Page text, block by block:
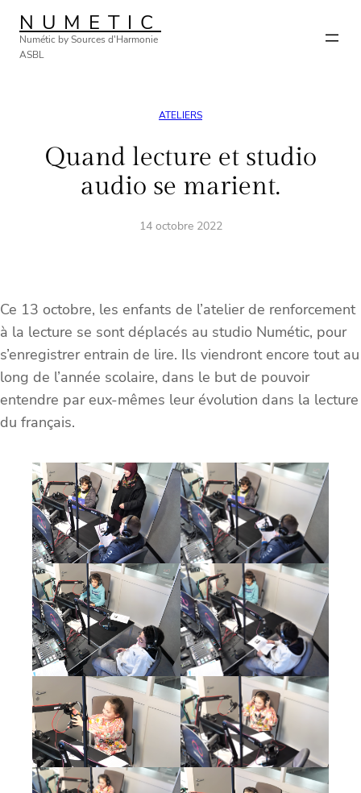
Aller
contenu
NUMETIC
Numétic by Sources d'Harmonie
ASBL
ATELIERS
Quand lecture et studio
audio se marient.
14 octobre 2022
Ce 13 octobre, les enfants de l’atelier de renforcement
à la lecture se sont déplacés au studio Numétic, pour
s’enregistrer entrain de lire. Ils viendront encore tout au
long de l’année scolaire, dans le but de pouvoir
entendre par eux-mêmes leur évolution dans la lecture
du français.